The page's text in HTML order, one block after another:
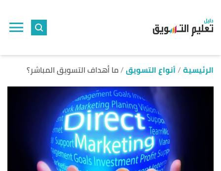
الرئيسية أنواع التسويق ما أهداف التسويق المباشر؟